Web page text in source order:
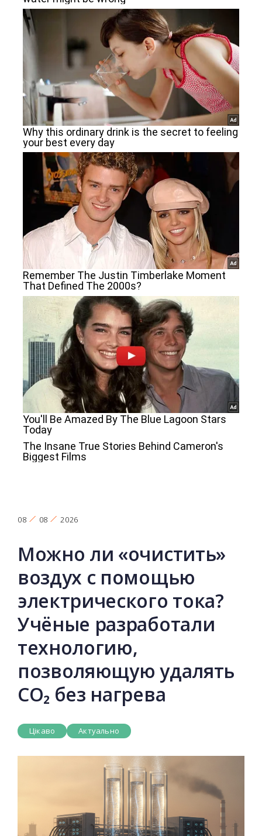
08 08 2026
Можно ли «очистить»
воздух с помощью
электрического тока?
Учёные разработали
технологию,
позволяющую удалять
CO₂ без нагрева
Цікаво Актуально